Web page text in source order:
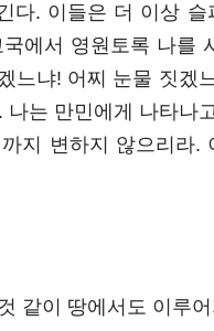
다. 이들은 더 이상
에서 영원토록 나를
느냐! 어찌 눈물 짓겠
는 만민에게 나타나
지 변하지 않으리라.
같이 땅에서도 이루